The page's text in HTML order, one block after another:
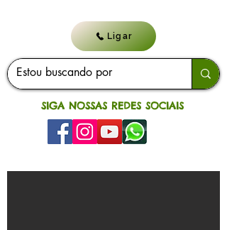
Ligar
SIGA NOSSAS REDES SOCIAIS